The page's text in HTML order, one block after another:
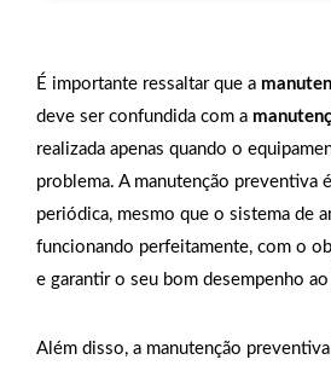
É importante ressaltar que a
deve ser confundida com a
realizada apenas quando o
problema. A manutenção preventiva
periódica, mesmo que o sistema de
funcionando perfeitamente, com o
e garantir o seu bom desempenho
Além disso, a manutenção